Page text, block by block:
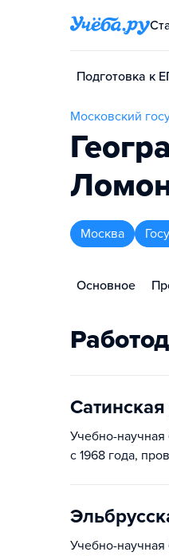
Подготовка к
Московский
Москва
Основное
Учебно-научная
с 1968 года,
Учебно-научная